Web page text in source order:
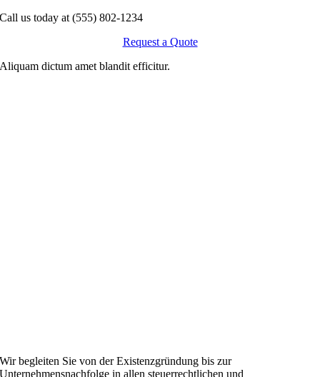
Call us today at(555) 802-1234
Request a Quote
Aliquam dictum amet blandit efficitur.
Wir begleiten Sie von der Existenzgründung bis zur
Unternehmensnachfolge in allen steuerrechtlichen und